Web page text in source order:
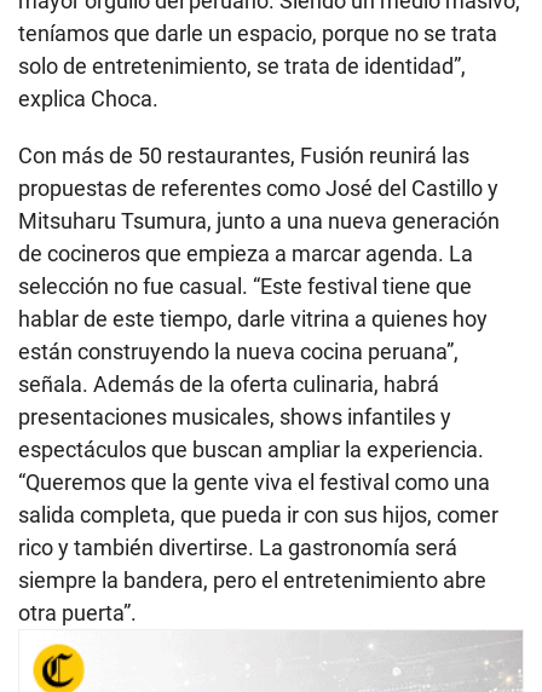
teníamos que darle un espacio, porque no se trata
solo de entretenimiento, se trata de identidad”,
explica Choca.
Con más de 50 restaurantes, Fusión reunirá las
propuestas de referentes como José del Castillo y
Mitsuharu Tsumura, junto a una nueva generación
de cocineros que empieza a marcar agenda. La
selección no fue casual. “Este festival tiene que
hablar de este tiempo, darle vitrina a quienes hoy
están construyendo la nueva cocina peruana”,
señala. Además de la oferta culinaria, habrá
presentaciones musicales, shows infantiles y
espectáculos que buscan ampliar la experiencia.
“Queremos que la gente viva el festival como una
salida completa, que pueda ir con sus hijos, comer
rico y también divertirse. La gastronomía será
siempre la bandera, pero el entretenimiento abre
otra puerta”.